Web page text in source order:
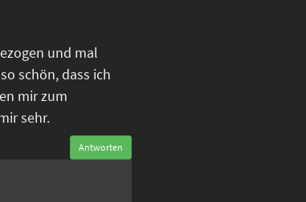
und mal
schön, dass ich
mir zum
sehr.
Antworten